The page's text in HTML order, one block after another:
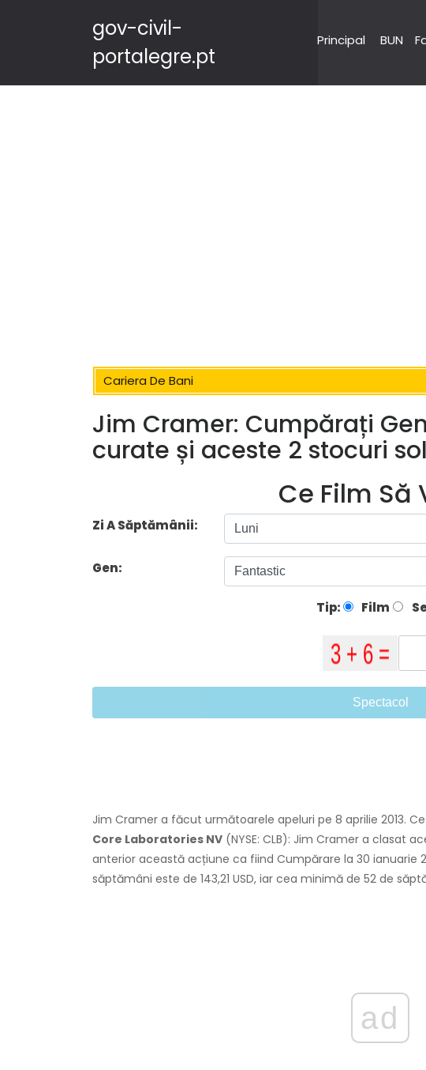
gov-civil-
portalegre.pt
Principal BUN
Cariera De Bani
Jim Cramer: Cumpărați
curate și aceste 2 stocuri
Ce Film Să
Zi A Săptămânii:
Gen:
Tip: Film
Spectacol
Jim Cramer a făcut următoarele apeluri pe 8 aprilie 2013.
Core Laboratories NV (NYSE: CLB): Jim Cramer a clasat
anterior această acțiune ca fiind Cumpărare la 30 ianuarie
săptămâni este de 143,21 USD, iar cea minimă de 52 de
ad